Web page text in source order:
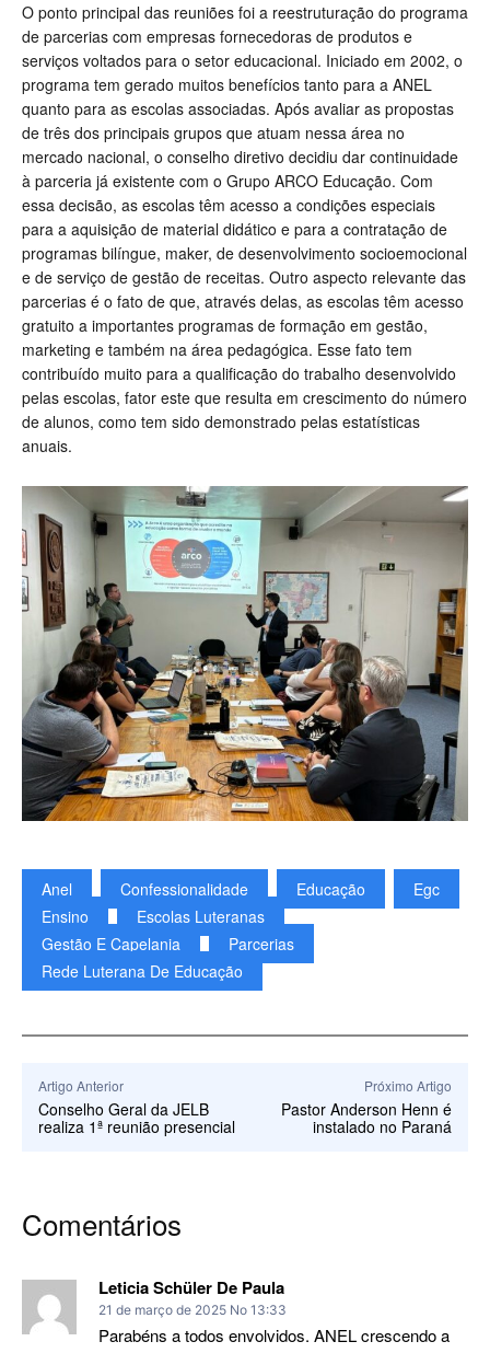
O ponto principal das reuniões foi a reestruturação do programa
de parcerias com empresas fornecedoras de produtos e
serviços voltados para o setor educacional. Iniciado em 2002, o
programa tem gerado muitos benefícios tanto para a ANEL
quanto para as escolas associadas. Após avaliar as propostas
de três dos principais grupos que atuam nessa área no
mercado nacional, o conselho diretivo decidiu dar continuidade
à parceria já existente com o Grupo ARCO Educação. Com
essa decisão, as escolas têm acesso a condições especiais
para a aquisição de material didático e para a contratação de
programas bilíngue, maker, de desenvolvimento socioemocional
e de serviço de gestão de receitas. Outro aspecto relevante das
parcerias é o fato de que, através delas, as escolas têm acesso
gratuito a importantes programas de formação em gestão,
marketing e também na área pedagógica. Esse fato tem
contribuído muito para a qualificação do trabalho desenvolvido
pelas escolas, fator este que resulta em crescimento do número
de alunos, como tem sido demonstrado pelas estatísticas
anuais.
Anel Confessionalidade Educação
Egc
Ensino
Escolas Luteranas
Gestão E Capelania
Parcerias
Rede Luterana De Educação
Artigo Anterior
Conselho Geral da JELB
realiza 1ª reunião presencial
Próximo Artigo
Pastor Anderson Henn é
instalado no Paraná
Comentários
Leticia Schüler De Paula
21 de março de 2025 No 13:33
Parabéns a todos envolvidos. ANEL crescendo a